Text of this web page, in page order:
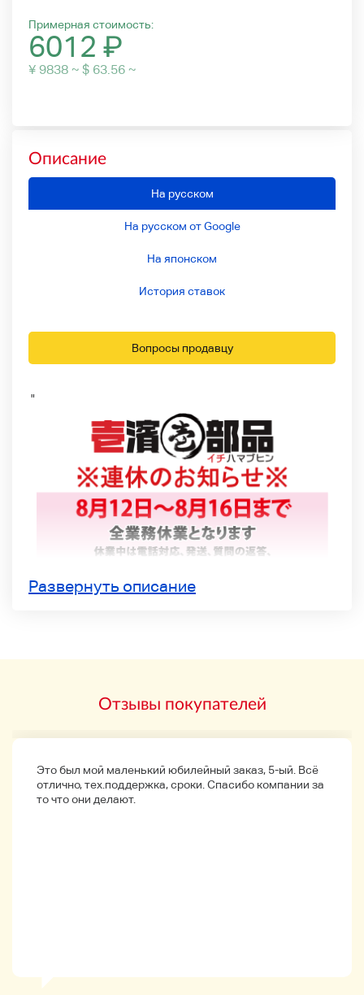
Примерная стоимость:
6012 ₽
¥ 9838 ~ $ 63.56 ~
Описание
На русском
На русском от Google
На японском
История ставок
Вопросы продавцу
"
Развернуть описание
Отзывы покупателей
Это был мой маленький юбилейный заказ, 5-ый. Всё
отлично, тех.поддержка, сроки. Спасибо компании за
то что они делают.